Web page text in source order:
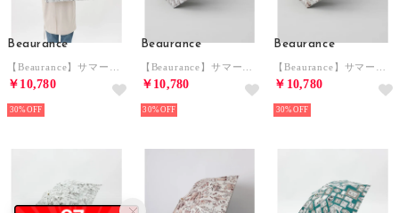
Beaurance
￥10,780
30%
Beaurance
￥10,780
30%
Beaurance
￥10,780
30%